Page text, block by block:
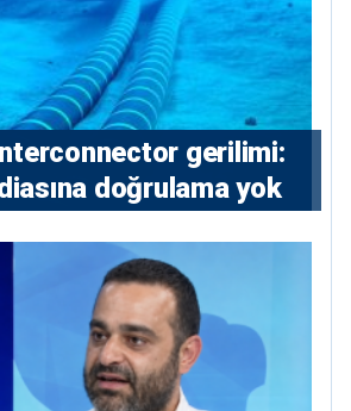
gerilimi:
doğrulama yok